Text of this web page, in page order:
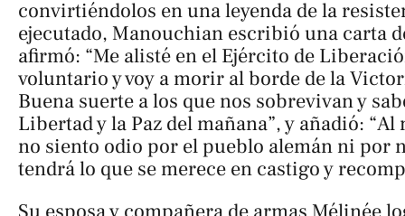
convirtiéndolos en una leyenda de la
ejecutado, Manouchian escribió una carta
afirmó: “Me alisté en el Ejército de
voluntario y voy a morir al borde de la
Buena suerte a los que nos sobrevivan y
Libertad y la Paz del mañana”, y añadió:
no siento odio por el pueblo alemán ni por
tendrá lo que se merece en castigo y